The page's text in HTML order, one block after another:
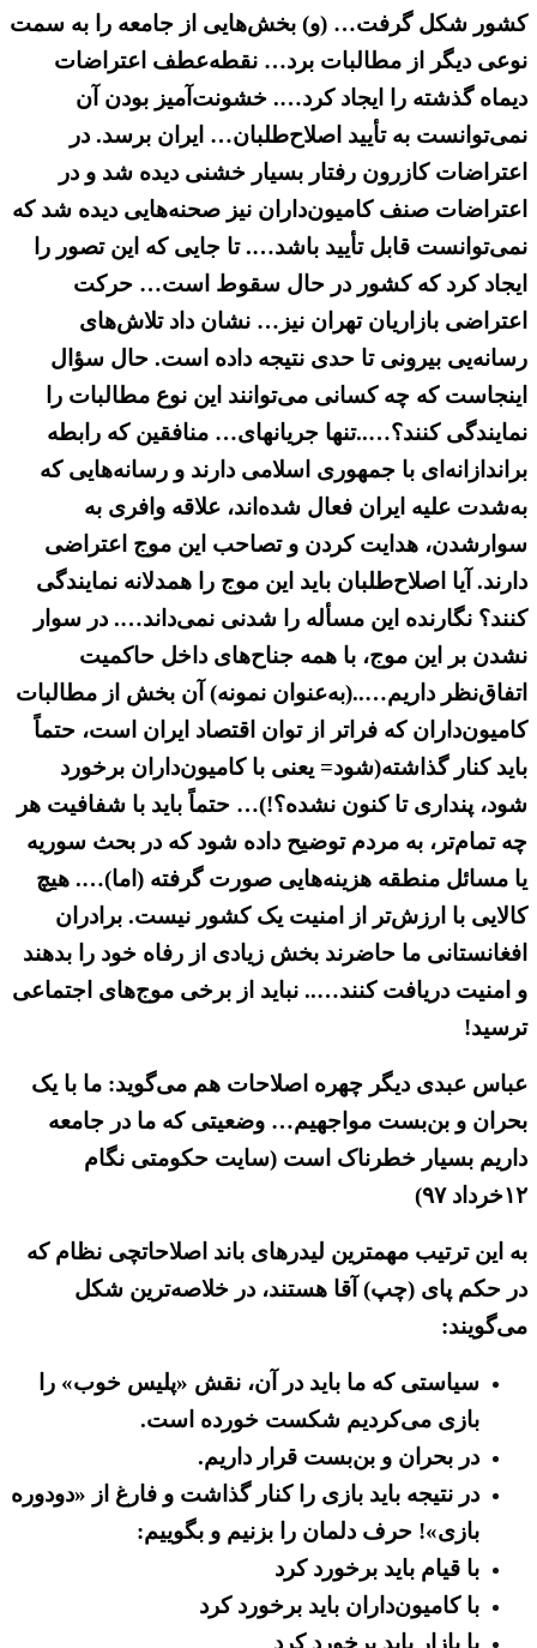
کشور شکل گرفت… (و) بخش‌هایی از جامعه را به سمت
نوعی دیگر از مطالبات برد… نقطه‌عطف اعتراضات
دیماه گذشته را ایجاد کرد…. خشونت‌آمیز بودن آن
نمی‌توانست به تأیید اصلاح‌طلبان… ایران برسد. در
اعتراضات کازرون رفتار بسیار خشنی دیده شد و در
اعتراضات صنف کامیون‌داران نیز صحنه‌هایی دیده شد که
نمی‌توانست قابل تأیید باشد…. تا جایی که این تصور را
ایجاد کرد که کشور در حال سقوط است… حرکت
اعتراضی بازاریان تهران نیز… نشان داد تلاش‌های
رسانه‌یی بیرونی تا حدی نتیجه داده است. حال سؤال
اینجاست که چه کسانی می‌توانند این نوع مطالبات را
نمایندگی کنند؟…..تنها جریانهای… منافقین که رابطه
براندازانه‌ای با جمهوری اسلامی دارند و رسانه‌هایی که
به‌شدت علیه ایران فعال شده‌‌اند، علاقه وافری به
سوارشدن، هدایت‌ کردن و تصاحب این موج اعتراضی
دارند. آیا اصلاح‌طلبان باید این موج را همدلانه نمایندگی
کنند؟ نگارنده این مسأله را شدنی نمی‌داند…. در سوار
نشدن بر این موج، با همه جناح‌های داخل حاکمیت
اتفاق‌نظر داریم…..(به‌عنوان نمونه) آن بخش از مطالبات
کامیون‌داران که فراتر از توان اقتصاد ایران است، حتماً
باید کنار گذاشته(شود= یعنی با کامیون‌داران برخورد
شود، پنداری تا کنون نشده؟!)… حتماً باید با شفافیت هر
چه تمام‌تر، به مردم توضیح داده شود که در بحث سوریه
یا مسائل منطقه هزینه‌هایی صورت گرفته (اما)…. هیچ
کالایی با ارزش‌تر از امنیت یک کشور نیست. برادران
افغانستانی ما حاضرند بخش زیادی از رفاه خود را بدهند
و امنیت دریافت کنند….. نباید از برخی موج‌های اجتماعی
ترسید!
عباس عبدی دیگر چهره اصلاحات هم می‌گوید: ما با یک
بحران و بن‌بست مواجهیم… وضعیتی که ما در جامعه
داریم بسیار خطرناک است (سایت حکومتی نگام
۱۲خرداد ۹۷)
به این ترتیب مهمترین لیدرهای باند اصلاحاتچی نظام که
در حکم پای (چپ) آقا هستند، در خلاصه‌ترین شکل
می‌گویند:
سیاستی که ما باید در آن، نقش «پلیس خوب» را
بازی می‌کردیم شکست خورده است.
در بحران و بن‌بست قرار داریم.
در نتیجه باید بازی را کنار گذاشت و فارغ از «دودوره
بازی»! حرف دلمان را بزنیم و بگوییم:
با قیام باید برخورد کرد
با کامیون‌داران باید برخورد کرد
با بازار باید برخورد کرد